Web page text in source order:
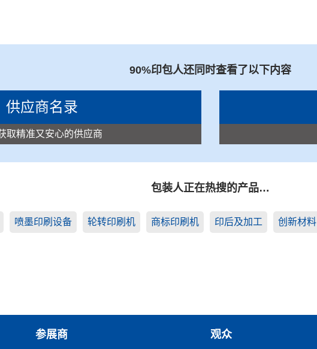
90%印包人还同时查看了以下内容
供应商名录
取精准又安心的供应商
包装人正在热搜的产品…
喷墨印刷设备 轮转印刷机 商标印刷机 印后及加工 创新材料
参展商 观众